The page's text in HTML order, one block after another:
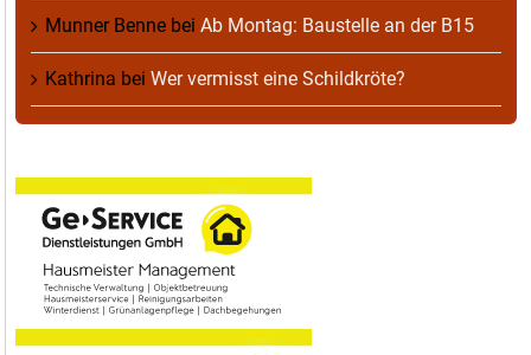
Munner Benne bei Ab Montag: Baustelle an der B15
Kathrina bei Wer vermisst eine Schildkröte?